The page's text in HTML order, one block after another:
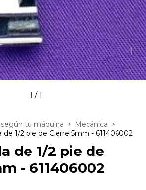
1 /1
tu máquina > Mecánica >
de 1/2 pie de Cierre 5mm - 611406002
de 1/2 pie de
- 611406002